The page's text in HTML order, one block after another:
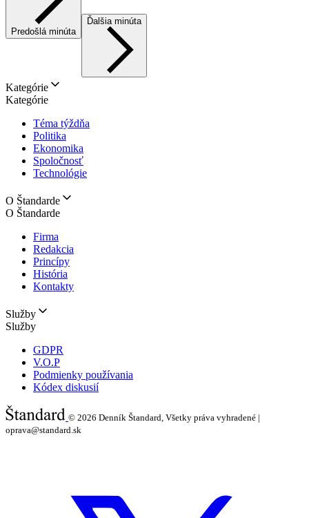
Predošlá minúta
Ďalšia minúta
Kategórie
Kategórie
Téma týždňa
Politika
Ekonomika
Spoločnosť
Technológie
O Štandarde
O Štandarde
Firma
Redakcia
Princípy
História
Kontakty
Služby
Služby
GDPR
V.O.P
Podmienky používania
Kódex diskusií
© 2026 Denník Štandard, Všetky práva vyhradené |
oprava@standard.sk